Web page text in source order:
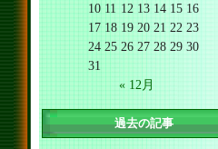
10 11 12 13 14 15 16
17 18 19 20 21 22 23
24 25 26 27 28 29 30
31
« 12月
過去の記事